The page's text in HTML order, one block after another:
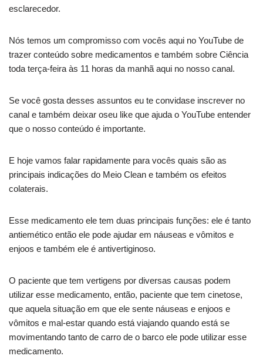
esclarecedor.
Nós temos um compromisso com vocês aqui no YouTube de
trazer conteúdo sobre medicamentos e também sobre Ciência
toda terça-feira às 11 horas da manhã aqui no nosso canal.
Se você gosta desses assuntos eu te convidase inscrever no
canal e também deixar oseu like que ajuda o YouTube entender
que o nosso conteúdo é importante.
E hoje vamos falar rapidamente para vocês quais são as
principais indicações do Meio Clean e também os efeitos
colaterais.
Esse medicamento ele tem duas principais funções: ele é tanto
antiemético então ele pode ajudar em náuseas e vômitos e
enjoos e também ele é antivertiginoso.
O paciente que tem vertigens por diversas causas podem
utilizar esse medicamento, então, paciente que tem cinetose,
que aquela situação em que ele sente náuseas e enjoos e
vômitos e mal-estar quando está viajando quando está se
movimentando tanto de carro de o barco ele pode utilizar esse
medicamento.